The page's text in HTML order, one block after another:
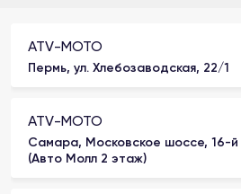
ATV-MOTO
Пермь, ул. Хлебозаводская, 22/1
ATV-MOTO
Самара, Московское шоссе, 16-й
(Авто Молл 2 этаж)